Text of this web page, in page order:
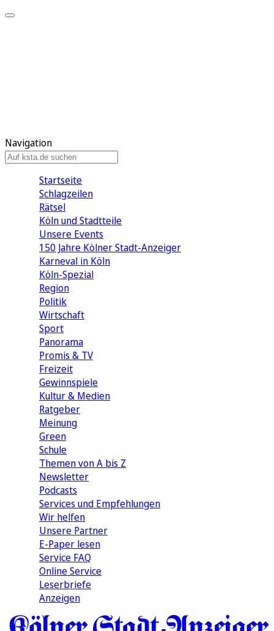
Navigation
Startseite
Schlagzeilen
Rätsel
Köln und Stadtteile
Unsere Events
150 Jahre Kölner Stadt-Anzeiger
Karneval in Köln
Köln-Spezial
Region
Politik
Wirtschaft
Sport
Panorama
Promis & TV
Freizeit
Gewinnspiele
Kultur & Medien
Ratgeber
Meinung
Green
Schule
Themen von A bis Z
Newsletter
Podcasts
Services und Empfehlungen
Wir helfen
Unsere Partner
E-Paper lesen
Service FAQ
Online Service
Leserbriefe
Anzeigen